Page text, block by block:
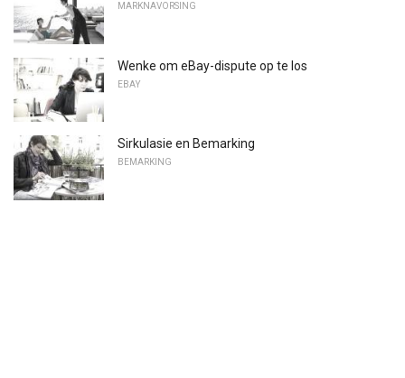
MARKNAVORSING
Wenke om eBay-dispute op te los
EBAY
Sirkulasie en Bemarking
BEMARKING